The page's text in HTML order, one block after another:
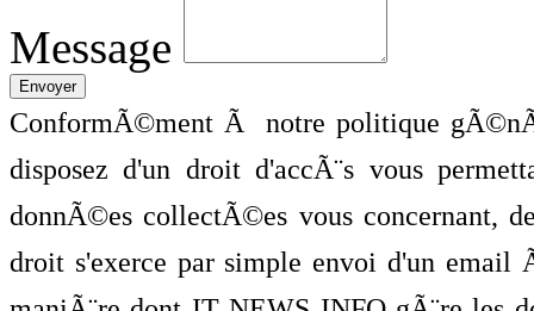
Message
ConformÃ©ment Ã notre politique
disposez d'un droit d'accÃ¨s vous
donnÃ©es collectÃ©es vous concernant,
droit s'exerce par simple envoi d'un